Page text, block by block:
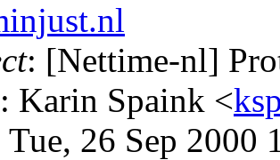
: [Nettime-nl]
: Karin Spaink <
Tue, 26 Sep 2000